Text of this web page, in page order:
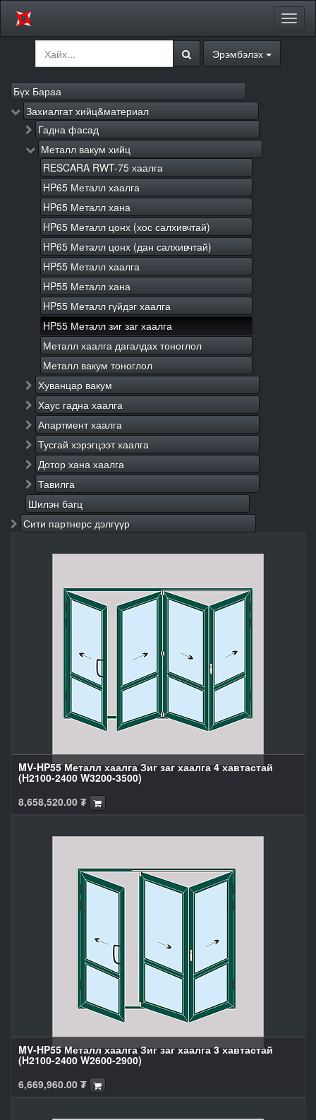
Эрэмбэлэх
Бүх Бараа
Захиалгат хийц&материал
Гадна фасад
Металл вакум хийц
RESCARA RWT-75 хаалга
HP65 Металл хаалга
HP65 Металл хана
HP65 Металл цонх (хос салхивчтай)
HP65 Металл цонх (дан салхивчтай)
HP55 Металл хаалга
HP55 Металл хана
HP55 Металл гүйдэг хаалга
HP55 Металл зиг заг хаалга
Металл хаалга дагалдах тоноглол
Металл вакум тоноглол
Хуванцар вакум
Хаус гадна хаалга
Апартмент хаалга
Тусгай хэрэгцээт хаалга
Дотор хана хаалга
Тавилга
Шилэн багц
Сити партнерс дэлгүүр
MV-HP55 Металл хаалга Зиг заг хаалга 4 хавтастай
(H2100-2400 W3200-3500)
8,658,520.00 ₮
MV-HP55 Металл хаалга Зиг заг хаалга 3 хавтастай
(H2100-2400 W2600-2900)
6,669,960.00 ₮